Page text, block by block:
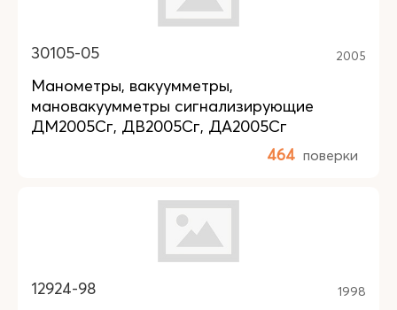
30105-05 2005
Манометры, вакуумметры,
мановакуумметры сигнализирующие
ДМ2005Сг, ДВ2005Сг, ДА2005Сг
464 поверки
12924-98 1998